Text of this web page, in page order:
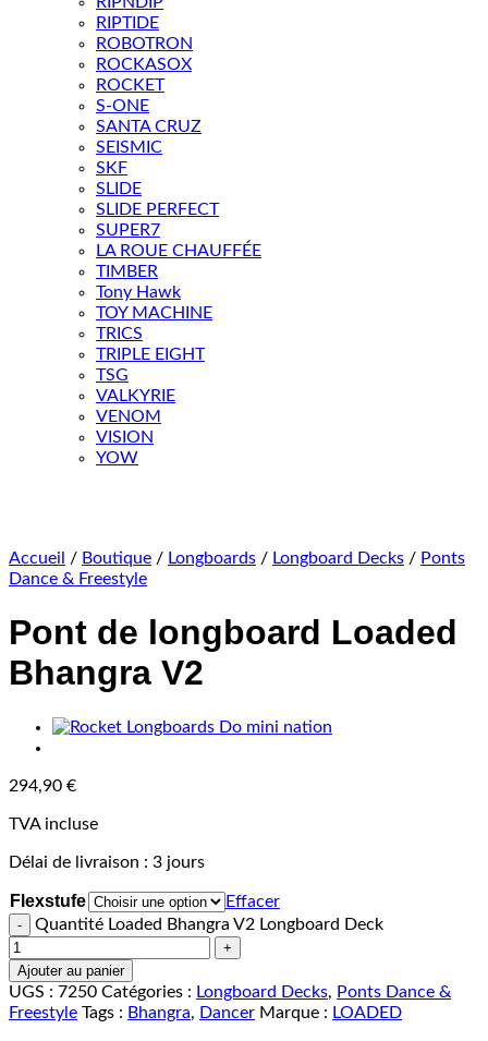
RIPTIDE
ROBOTRON
ROCKASOX
ROCKET
S-ONE
SANTA CRUZ
SEISMIC
SKF
SLIDE
SLIDE PERFECT
SUPER7
LA ROUE CHAUFFÉE
TIMBER
Tony Hawk
TOY MACHINE
TRICS
TRIPLE EIGHT
TSG
VALKYRIE
VENOM
VISION
YOW
Accueil / Boutique / Longboards / Longboard Decks / Ponts
Dance & Freestyle
Pont de longboard Loaded
Bhangra V2
294,90 €
TVA incluse
Délai de livraison : 3 jours
Flexstufe
Effacer
Quantité Loaded Bhangra V2 Longboard Deck
Ajouter au panier
UGS : 7250 Catégories : Longboard Decks, Ponts Dance &
Freestyle Tags : Bhangra, Dancer Marque : LOADED